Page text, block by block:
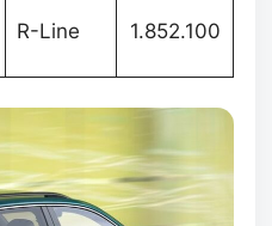
R-Line 1.852.100